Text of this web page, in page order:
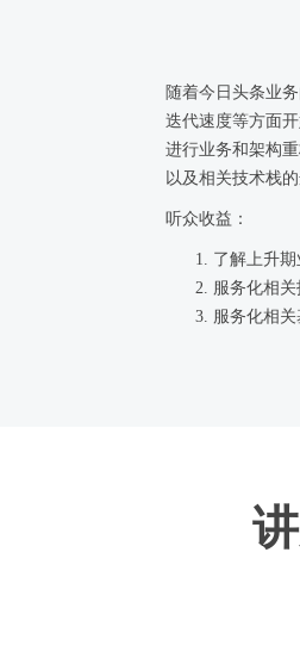
随着今日头条业
迭代速度等方面
进行业务和架构
以及相关技术栈的
听众收益：
了解上升期
服务化相关
服务化相关